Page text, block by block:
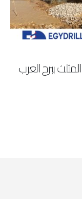
مشروع